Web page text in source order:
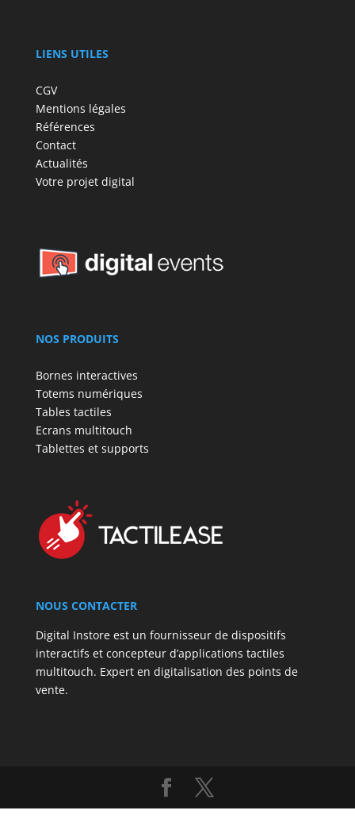
LIENS UTILES
CGV
Mentions légales
Références
Contact
Actualités
Votre projet digital
NOS PRODUITS
Bornes interactives
Totems numériques
Tables tactiles
Ecrans multitouch
Tablettes et supports
NOUS CONTACTER
Digital Instore est un fournisseur de dispositifs
interactifs et concepteur d’applications tactiles
multitouch. Expert en digitalisation des points de
vente.